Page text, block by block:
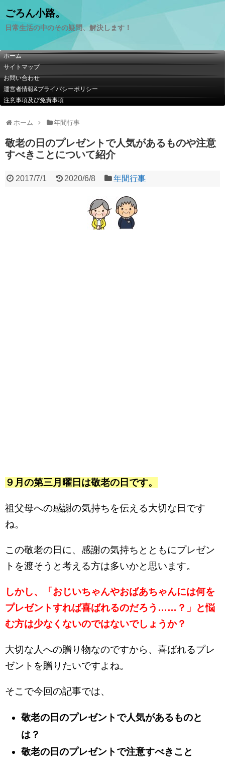
ごろん小路。
日常生活の中のその疑問、解決します！
ホーム
サイトマップ
お問い合わせ
運営者情報&プライバシーポリシー
注意事項及び免責事項
ホーム 年間行事
敬老の日のプレゼントで人気があるものや注意
すべきことについて紹介
2017/7/1 2020/6/8 年間行事
９月の第三月曜日は敬老の日です。
祖父母への感謝の気持ちを伝える大切な日です
ね。
この敬老の日に、感謝の気持ちとともにプレゼン
トを渡そうと考える方は多いかと思います。
しかし、「おじいちゃんやおばあちゃんには何を
プレゼントすれば喜ばれるのだろう……？」と悩
む方は少なくないのではないでしょうか？
大切な人への贈り物なのですから、喜ばれるプレ
ゼントを贈りたいですよね。
そこで今回の記事では、
敬老の日のプレゼントで人気があるものと
は？
敬老の日のプレゼントで注意すべきこと